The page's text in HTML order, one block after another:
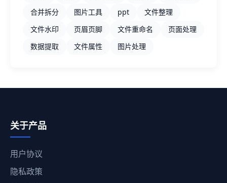
合并拆分
图片工具 ppt
文件整理
文件水印
页眉页脚 文件重命名
页面处理
数据提取
文件属性 图片处理
关于产品
用户协议
隐私政策